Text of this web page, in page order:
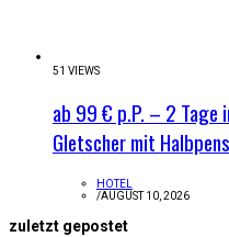
51 VIEWS
ab 99 € p.P. – 2 Tage
Gletscher mit
HOTEL
/AUGUST 10, 2026
zuletzt gepostet